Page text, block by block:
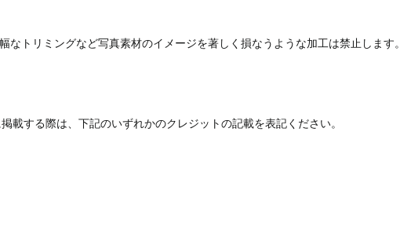
トリミングなど写真素材のイメージを著しく損なうような加工は禁止します。
する際は、下記のいずれかのクレジットの記載を表記ください。